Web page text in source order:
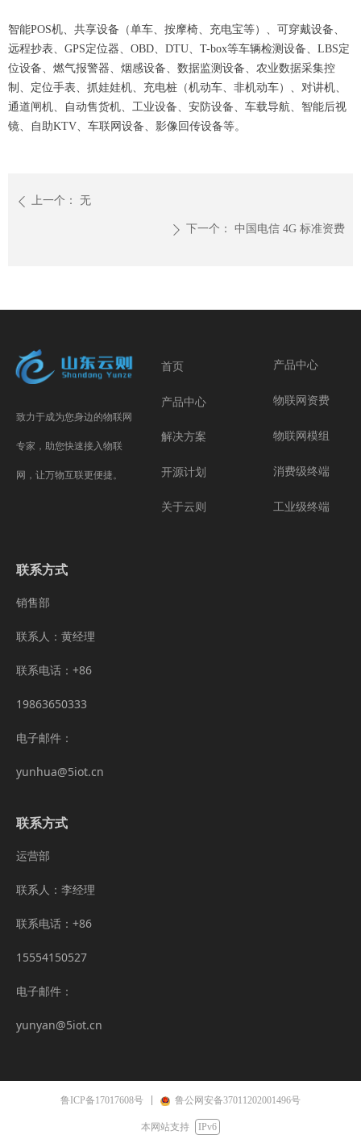
ꄴ 上一个： 无
ꄲ 下一个： 中国电信 4G 标准资费
智能POS机、共享设备（单车、按摩椅、充电宝等）、可穿戴设备、
远程抄表、GPS定位器、OBD、DTU、T-box等车辆检测设备、LBS定
位设备、燃气报警器、烟感设备、数据监测设备、农业数据采集控
制、定位手表、抓娃娃机、充电桩（机动车、非机动车）、对讲机、
通道闸机、自动售货机、工业设备、安防设备、车载导航、智能后视
镜、自助KTV、车联网设备、影像回传设备等。
致力于成为您身边的物联网
专家，助您快速接入物联
网，让万物互联更便捷。
首页
产品中心
解决方案
开源计划
关于云则
联系方式
销售部
联系人：黄经理
联系电话：+86
19863650333
电子邮件：
yunhua@5iot.cn
联系方式
运营部
联系人：李经理
联系电话：+86
15554150527
电子邮件：
yunyan@5iot.cn
产品中心
物联网资费
物联网模组
消费级终端
工业级终端
鲁ICP备17017608号 鲁公网安备37011202001496号
本网站支持 IPv6